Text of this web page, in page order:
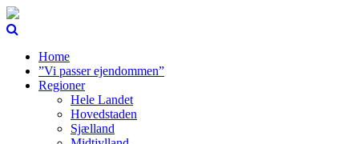
Home
”Vi passer ejendommen”
Regioner
Hele Landet
Hovedstaden
Sjælland